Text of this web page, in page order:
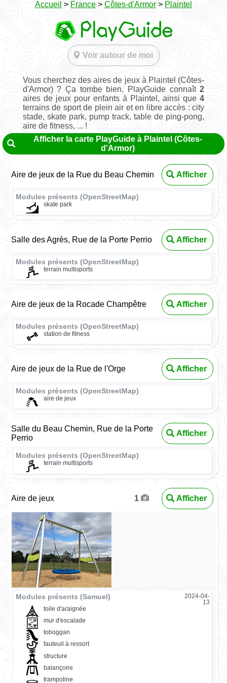
Accueil > France > Côtes-d'Armor > Plaintel
Voir autour de moi
Vous cherchez des aires de jeux à Plaintel (Côtes-
d'Armor) ? Ça tombe bien, PlayGuide connaît2
aires de jeux pour enfants à Plaintel, ainsi que4
terrains de sport de plein air et en libre accès : city
stade, skate park, pump track, table de ping-pong,
aire de fitness, ... !
Afficher la carte PlayGuide à Plaintel (Côtes-
d'Armor)
Aire de jeux de la Rue du Beau Chemin Afficher
Modules présents (OpenStreetMap)
skate park
Salle des Agrès, Rue de la Porte Perrio Afficher
Modules présents (OpenStreetMap)
terrain multisports
Aire de jeux de la Rocade Champêtre Afficher
Modules présents (OpenStreetMap)
station de fitness
Aire de jeux de la Rue de l'Orge Afficher
Modules présents (OpenStreetMap)
aire de jeux
Salle du Beau Chemin, Rue de la Porte
Perrio
Afficher
Modules présents (OpenStreetMap)
terrain multisports
Aire de jeux 1 Afficher
Modules présents (Samuel)
2024-04-
13
toile d'araignée
mur d'escalade
toboggan
fauteuil à ressort
structure
balançoire
trampoline